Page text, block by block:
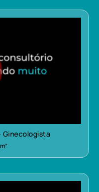
Ginecologista